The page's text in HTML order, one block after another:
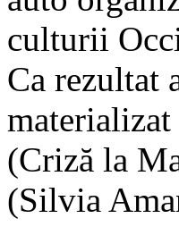
culturii
Ca rezultat
(Criză la
(Silvia